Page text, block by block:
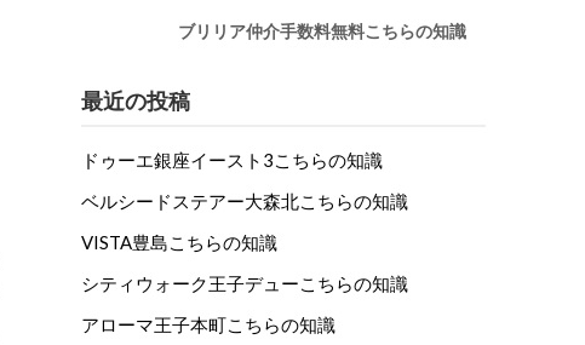
ブリリア仲介手数料無料こちらの知識
最近の投稿
ドゥーエ銀座イースト3こちらの知識
ベルシードステアー大森北こちらの知識
VISTA豊島こちらの知識
シティウォーク王子デューこちらの知識
アローマ王子本町こちらの知識